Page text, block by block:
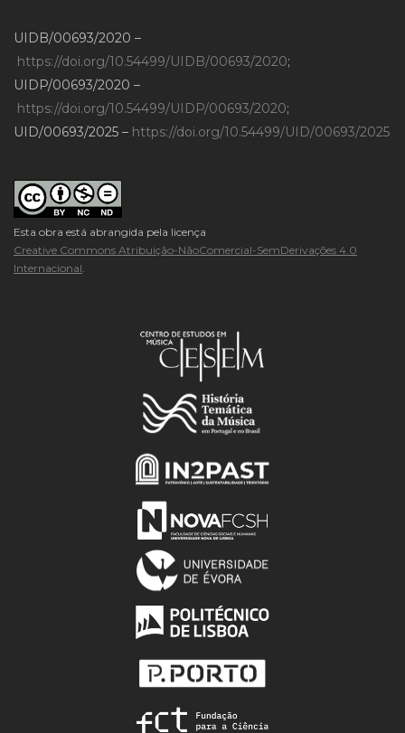
UIDB/00693/2020 –
https://doi.org/10.54499/UIDB/00693/2020;
UIDP/00693/2020 –
https://doi.org/10.54499/UIDP/00693/2020;
UID/00693/2025 – https://doi.org/10.54499/UID/00693/2025
Esta obra está abrangida pela licença
Creative Commons Atribuição-NãoComercial-SemDerivações 4.0
Internacional